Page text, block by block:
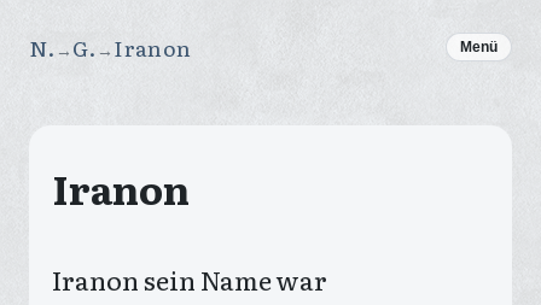
N. → G. → Iranon Menü
Iranon
Iranon sein Name war